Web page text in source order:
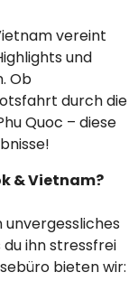
vereint
und
Ob
durch die
Quoc – diese
& Vietnam?
unvergessliches
du ihn stressfrei
bieten wir: